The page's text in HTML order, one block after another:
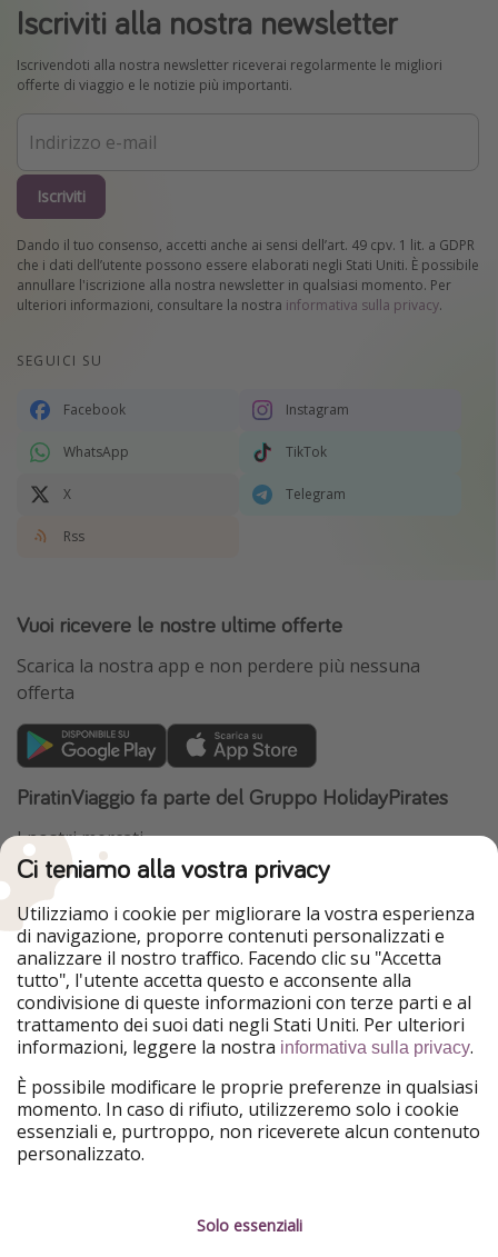
Iscriviti alla nostra newsletter
Iscrivendoti alla nostra newsletter riceverai regolarmente le migliori
offerte di viaggio e le notizie più importanti.
Iscriviti
Dando il tuo consenso, accetti anche ai sensi dell’art. 49 cpv. 1 lit. a GDPR
che i dati dell’utente possono essere elaborati negli Stati Uniti. È possibile
annullare l'iscrizione alla nostra newsletter in qualsiasi momento. Per
ulteriori informazioni, consultare la nostra informativa sulla privacy.
SEGUICI SU
Facebook Instagram
WhatsApp TikTok
X Telegram
Rss
Vuoi ricevere le nostre ultime offerte
Scarica la nostra app e non perdere più nessuna
offerta
PiratinViaggio fa parte del Gruppo HolidayPirates
I nostri mercati
HolidayPirates
VakantiePiraten
WakacyjniPiraci
Ferienpiraten
Urlaubspiraten
Urlaubspiraten
ViajerosPiratas
TravelPirates
Il nostro gruppo
HolidayPirates Group
Conoscici meglio
Chi siamo
Lavora con noi
Informazioni legali
Termini d' Uso
Ci teniamo alla vostra privacy
Utilizziamo i cookie per migliorare la vostra esperienza
di navigazione, proporre contenuti personalizzati e
analizzare il nostro traffico. Facendo clic su "Accetta
tutto", l'utente accetta questo e acconsente alla
condivisione di queste informazioni con terze parti e al
trattamento dei suoi dati negli Stati Uniti. Per ulteriori
informazioni, leggere la nostra informativa sulla privacy.
È possibile modificare le proprie preferenze in qualsiasi
momento. In caso di rifiuto, utilizzeremo solo i cookie
essenziali e, purtroppo, non riceverete alcun contenuto
personalizzato.
Solo essenziali